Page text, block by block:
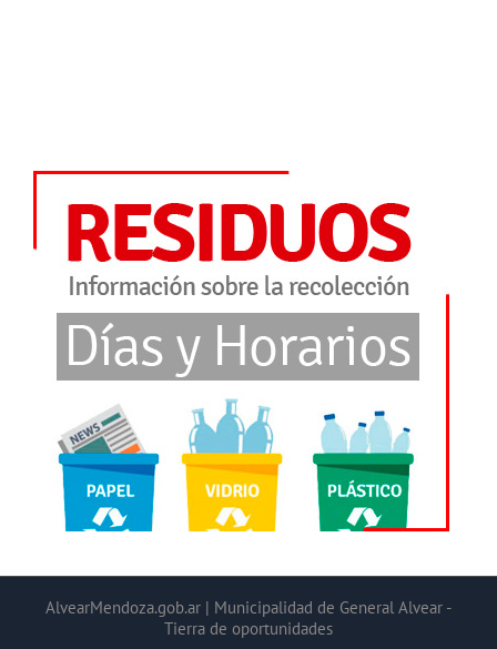
AlvearMendoza.gob.ar | Municipalidad de General Alvear -
Tierra de oportunidades